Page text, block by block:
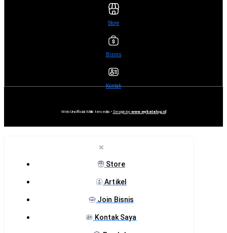
Store
Bisnis
Kontak
Web Unofficial Milik tersedia • Design by www.mykatalog.id
Store
Artikel
Join Bisnis
Kontak Saya